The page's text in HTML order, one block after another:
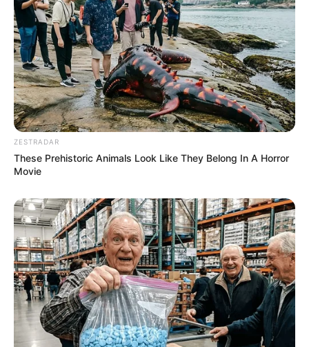
ZESTRADAR
These Prehistoric Animals Look Like They Belong In A Horror
Movie